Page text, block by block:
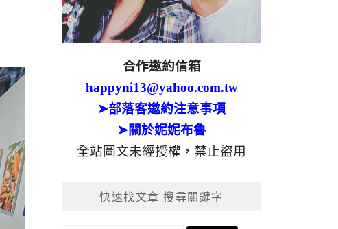
合作邀約信箱
happyni13@yahoo.com.tw
➤部落客邀約注意事項
➤關於妮妮布魯
全站圖文未經授權，禁止盜用
快速找文章 搜尋關鍵字